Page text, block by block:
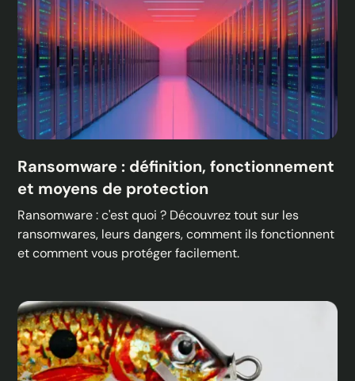
Ransomware : définition, fonctionnement
et moyens de protection
Ransomware : c'est quoi ? Découvrez tout sur les
ransomwares, leurs dangers, comment ils fonctionnent
et comment vous protéger facilement.